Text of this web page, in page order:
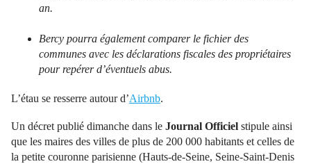
an.
Bercy pourra également comparer le fichier des
communes avec les déclarations fiscales des propriétaires
pour repérer d’éventuels abus.
L’étau se resserre autour d’Airbnb.
Un décret publié dimanche dans le Journal Officiel stipule ainsi
que les maires des villes de plus de 200 000 habitants et celles de
la petite couronne parisienne (Hauts-de-Seine, Seine-Saint-Denis